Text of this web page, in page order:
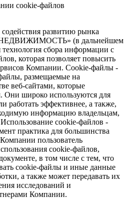
cookie-файлов
развитию рынка
(в дальнейшем
сбора информации с
которая позволяет повысить
Компании. Сookie-файлы -
размещаемые на
веб-сайтами, которые
Они широко используются для
работать эффективнее, а также,
информацию владельцам,
cookie-файлов -
практика для большинства
пользователь
cookie-файлов,
в том числе с тем, что
cookie-файлы и иные данные
а также может передавать их
исследований и
Компании.